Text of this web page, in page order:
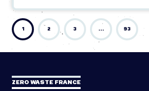
1 2 3 … 93
ZERO WASTE FRANCE